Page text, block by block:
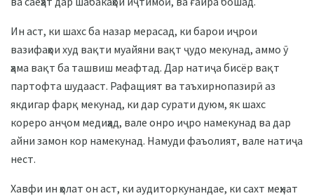
Ин аст, ки шахс ба назар мерасад, ки барои иҷрои
вазифаҳои худ вақти муайяни вақт ҷудо мекунад, аммо ӯ
ҳама вақт ба ташвиш меафтад. Дар натиҷа бисёр вақт
партофта шудааст. Рафащият ва таъхирнопазирӣ аз
якдигар фарқ мекунад, ки дар сурати дуюм, як шахс
кореро анҷом медиҳад, вале онро иҷро намекунад ва дар
айни замон кор намекунад. Намуди фаъолият, вале натиҷа
нест.
Хавфи ин ҳолат он аст, ки аудиторкунандае, ки сахт меҳнат